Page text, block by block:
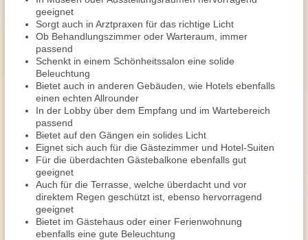
geeignet
Sorgt auch in Arztpraxen für das richtige Licht
Ob Behandlungszimmer oder Warteraum, immer
passend
Schenkt in einem Schönheitssalon eine solide
Beleuchtung
Bietet auch in anderen Gebäuden, wie Hotels ebenfalls
einen echten Allrounder
In der Lobby über dem Empfang und im Wartebereich
passend
Bietet auf den Gängen ein solides Licht
Eignet sich auch für die Gästezimmer und Hotel-Suiten
Für die überdachten Gästebalkone ebenfalls gut
geeignet
Auch für die Terrasse, welche überdacht und vor
direktem Regen geschützt ist, ebenso hervorragend
geeignet
Bietet im Gästehaus oder einer Ferienwohnung
ebenfalls eine gute Beleuchtung